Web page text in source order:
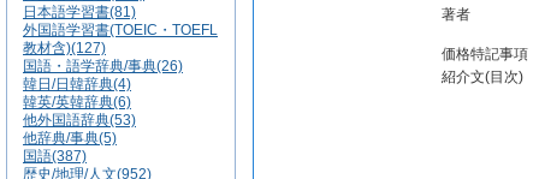
日本語学習書(81)
外国語学習書(TOEIC・TOEFL
教材含)(127)
国語・語学辞典/事典(26)
韓日/日韓辞典(4)
韓英/英韓辞典(6)
他外国語辞典(53)
他辞典/事典(5)
国語(387)
歴史/地理/人文(952)
著者
価格特記事項
紹介文(目次)